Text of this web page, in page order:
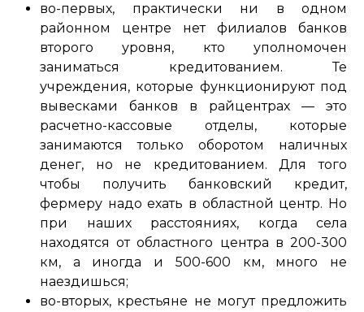
во-первых, практически ни в одном
районном центре нет филиалов банков
второго уровня, кто уполномочен
заниматься кредитованием. Те
учреждения, которые функционируют под
вывесками банков в райцентрах — это
расчетно-кассовые отделы, которые
занимаются только оборотом наличных
денег, но не кредитованием. Для того
чтобы получить банковский кредит,
фермеру надо ехать в областной центр. Но
при наших расстояниях, когда села
находятся от областного центра в 200-300
км, а иногда и 500-600 км, много не
наездишься;
во-вторых, крестьяне не могут предложить